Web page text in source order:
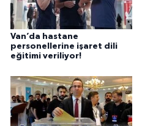
Van’da hastane
personellerine işaret dili
eğitimi veriliyor!